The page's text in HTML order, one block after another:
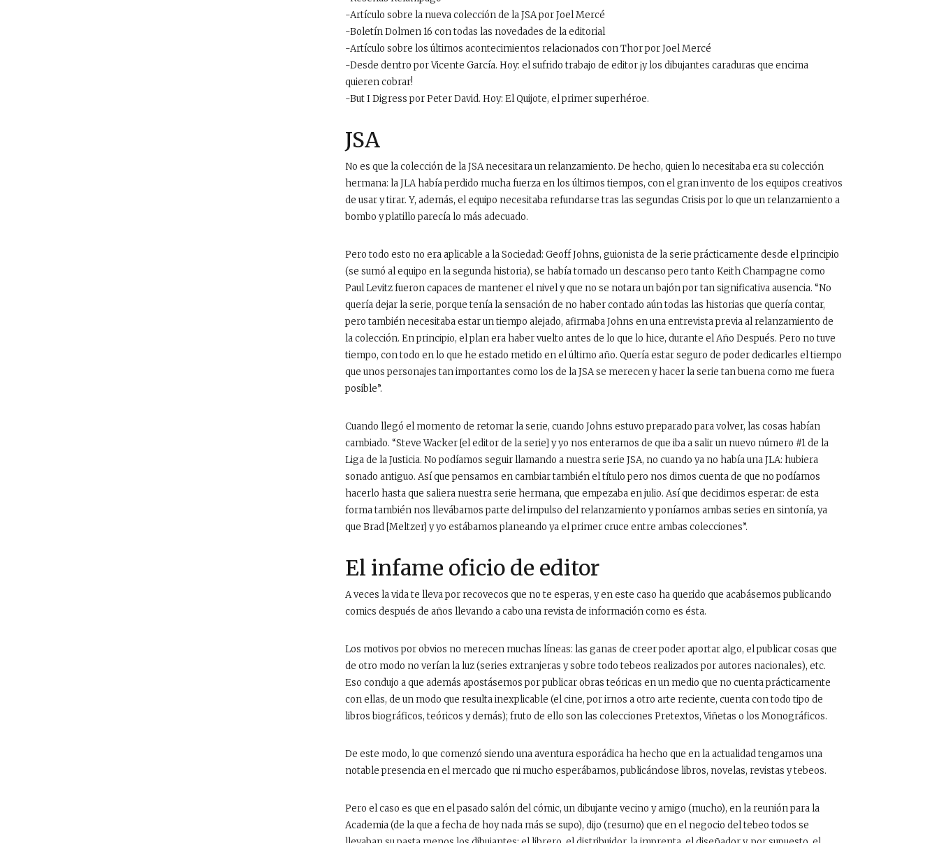
-Artículo sobre la nueva colección de la JSA por Joel Mercé
-Boletín Dolmen 16 con todas las novedades de la editorial
-Artículo sobre los últimos acontecimientos relacionados con Thor por Joel Mercé
-Desde dentro por Vicente García. Hoy: el sufrido trabajo de editor ¡y los dibujantes caraduras que encima
quieren cobrar!
-But I Digress por Peter David. Hoy: El Quijote, el primer superhéroe.
JSA
No es que la colección de la JSA necesitara un relanzamiento. De hecho, quien lo necesitaba era su colección
hermana: la JLA había perdido mucha fuerza en los últimos tiempos, con el gran invento de los equipos creativos
de usar y tirar. Y, además, el equipo necesitaba refundarse tras las segundas Crisis por lo que un relanzamiento a
bombo y platillo parecía lo más adecuado.
Pero todo esto no era aplicable a la Sociedad: Geoff Johns, guionista de la serie prácticamente desde el principio
(se sumó al equipo en la segunda historia), se había tomado un descanso pero tanto Keith Champagne como
Paul Levitz fueron capaces de mantener el nivel y que no se notara un bajón por tan significativa ausencia. “No
quería dejar la serie, porque tenía la sensación de no haber contado aún todas las historias que quería contar,
pero también necesitaba estar un tiempo alejado, afirmaba Johns en una entrevista previa al relanzamiento de
la colección. En principio, el plan era haber vuelto antes de lo que lo hice, durante el Año Después. Pero no tuve
tiempo, con todo en lo que he estado metido en el último año. Quería estar seguro de poder dedicarles el tiempo
que unos personajes tan importantes como los de la JSA se merecen y hacer la serie tan buena como me fuera
posible”.
Cuando llegó el momento de retomar la serie, cuando Johns estuvo preparado para volver, las cosas habían
cambiado. “Steve Wacker [el editor de la serie] y yo nos enteramos de que iba a salir un nuevo número #1 de la
Liga de la Justicia. No podíamos seguir llamando a nuestra serie JSA, no cuando ya no había una JLA: hubiera
sonado antiguo. Así que pensamos en cambiar también el título pero nos dimos cuenta de que no podíamos
hacerlo hasta que saliera nuestra serie hermana, que empezaba en julio. Así que decidimos esperar: de esta
forma también nos llevábamos parte del impulso del relanzamiento y poníamos ambas series en sintonía, ya
que Brad [Meltzer] y yo estábamos planeando ya el primer cruce entre ambas colecciones”.
El infame oficio de editor
A veces la vida te lleva por recovecos que no te esperas, y en este caso ha querido que acabásemos publicando
comics después de años llevando a cabo una revista de información como es ésta.
Los motivos por obvios no merecen muchas líneas: las ganas de creer poder aportar algo, el publicar cosas que
de otro modo no verían la luz (series extranjeras y sobre todo tebeos realizados por autores nacionales), etc.
Eso condujo a que además apostásemos por publicar obras teóricas en un medio que no cuenta prácticamente
con ellas, de un modo que resulta inexplicable (el cine, por irnos a otro arte reciente, cuenta con todo tipo de
libros biográficos, teóricos y demás); fruto de ello son las colecciones Pretextos, Viñetas o los Monográficos.
De este modo, lo que comenzó siendo una aventura esporádica ha hecho que en la actualidad tengamos una
notable presencia en el mercado que ni mucho esperábamos, publicándose libros, novelas, revistas y tebeos.
Pero el caso es que en el pasado salón del cómic, un dibujante vecino y amigo (mucho), en la reunión para la
Academia (de la que a fecha de hoy nada más se supo), dijo (resumo) que en el negocio del tebeo todos se